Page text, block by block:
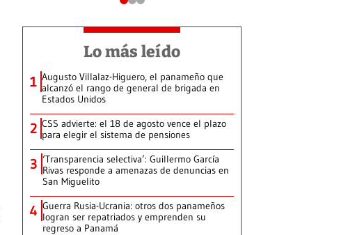
Lo más leído
1 Augusto Villalaz-Higuero, el panameño que
alcanzó el rango de general de brigada en
Estados Unidos
2 CSS advierte: el 18 de agosto vence el plazo
para elegir el sistema de pensiones
3 ‘Transparencia selectiva’: Guillermo García
Rivas responde a amenazas de denuncias en
San Miguelito
4 Guerra Rusia-Ucrania: otros dos panameños
logran ser repatriados y emprenden su
regreso a Panamá